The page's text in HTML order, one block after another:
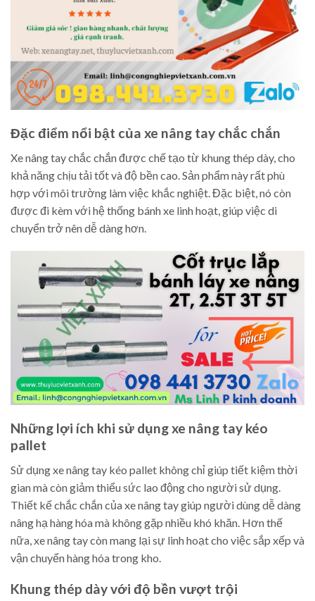
Đặc điểm nổi bật của xe nâng tay chắc chắn
Xe nâng tay chắc chắn được chế tạo từ khung thép dày, cho
khả năng chịu tải tốt và độ bền cao. Sản phẩm này rất phù
hợp với môi trường làm việc khắc nghiệt. Đặc biệt, nó còn
được đi kèm với hệ thống bánh xe linh hoạt, giúp việc di
chuyển trở nên dễ dàng hơn.
Những lợi ích khi sử dụng xe nâng tay kéo
pallet
Sử dụng xe nâng tay kéo pallet không chỉ giúp tiết kiệm thời
gian mà còn giảm thiểu sức lao động cho người sử dụng.
Thiết kế chắc chắn của xe nâng tay giúp người dùng dễ dàng
nâng hạ hàng hóa mà không gặp nhiều khó khăn. Hơn thế
nữa, xe nâng tay còn mang lại sự linh hoạt cho việc sắp xếp và
vận chuyển hàng hóa trong kho.
Khung thép dày với độ bền vượt trội